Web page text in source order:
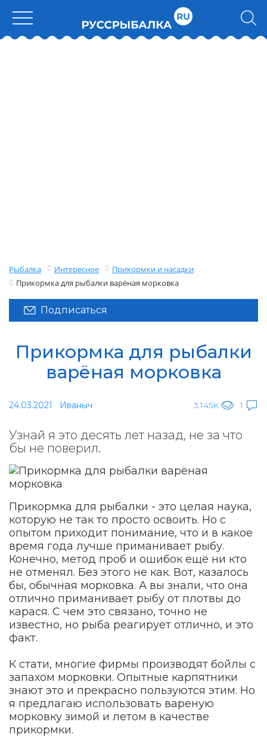
Рыбалка Интересное
Прикормки и насадки
Прикормка для рыбалки варёная морковка
Подписаться
Прикормка для рыбалки
варёная морковка
24.03.2021 Иваныч 3.145K 1
Узнай я это десять лет назад, не за что
бы не поверил.
Прикормка для рыбалки - это целая наука,
которую не так то просто освоить. Но с
опытом приходит понимание, что и в какое
время года лучше приманивает рыбу.
Конечно, метод проб и ошибок ещё ни кто
не отменял. Без этого не как. Вот, казалось
бы, обычная морковка. А вы знали, что она
отлично приманивает рыбу от плотвы до
карася. С чем это связано, точно не
известно, но рыба реагирует отлично, и это
факт.
К стати, многие фирмы производят бойлы с
запахом морковки. Опытные карпятники
знают это и прекрасно пользуются этим. Но
я предлагаю использовать вареную
морковку зимой и летом в качестве
прикормки.